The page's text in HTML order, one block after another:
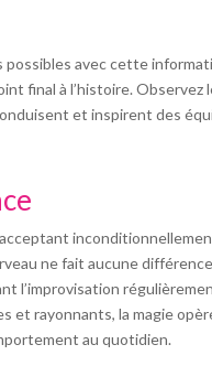
possibles avec cette
final à l’histoire.
et inspirent des
ne fait aucune
l’improvisation
rayonnants, la magie
au quotidien.